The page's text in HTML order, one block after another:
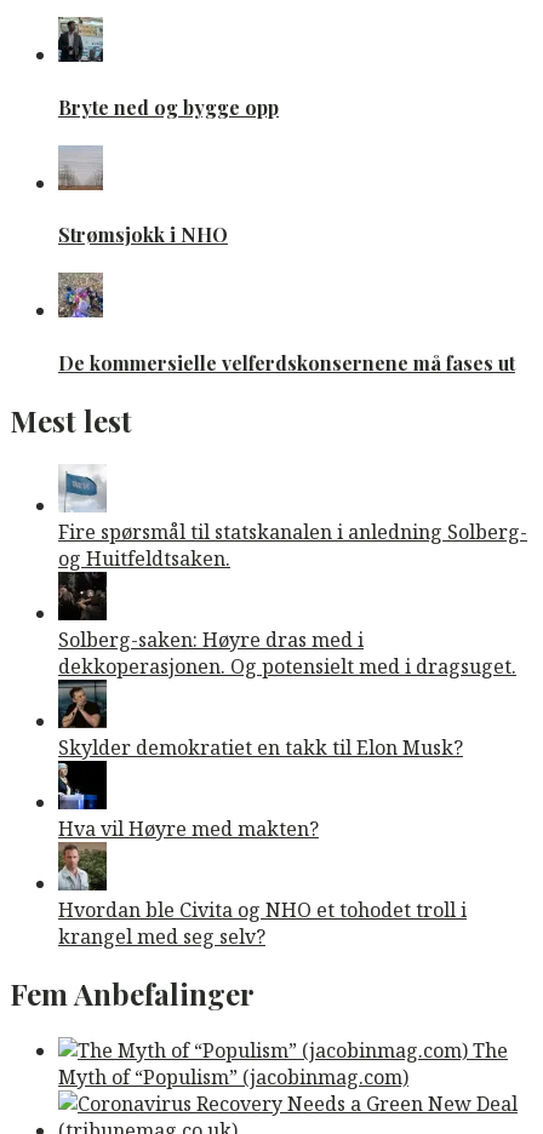
Bryte ned og bygge opp
Strømsjokk i NHO
De kommersielle velferdskonsernene må fases ut
Mest lest
Fire spørsmål til statskanalen i anledning Solberg-
og Huitfeldtsaken.
Solberg-saken: Høyre dras med i
dekkoperasjonen. Og potensielt med i dragsuget.
Skylder demokratiet en takk til Elon Musk?
Hva vil Høyre med makten?
Hvordan ble Civita og NHO et tohodet troll i
krangel med seg selv?
Fem Anbefalinger
The
Myth of “Populism” (jacobinmag.com)